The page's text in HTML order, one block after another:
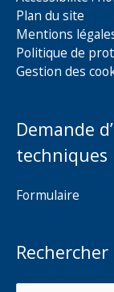
Plan du site
Mentions
Politique de
Gestion des
Demande
techniques
Formulaire
Rechercher